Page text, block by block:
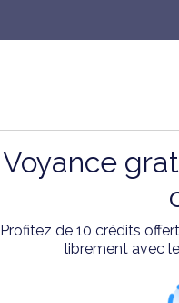
Voyance
Profitez de 10 crédits
librement avec